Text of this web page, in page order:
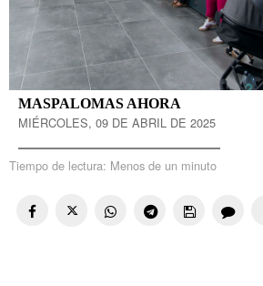
MASPALOMAS AHORA
MIÉRCOLES, 09 DE ABRIL DE 2025
Tiempo de lectura: Menos de un minuto